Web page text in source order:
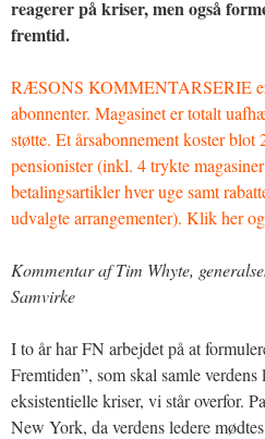
reagerer på kriser, men også
fremtid.
RÆSONS KOMMENTARSERIE
abonnenter. Magasinet er totalt
støtte. Et årsabonnement koster
pensionister (inkl. 4 trykte
betalingsartikler hver uge samt
udvalgte arrangementer). Klik her
Kommentar af Tim Whyte,
Samvirke
I to år har FN arbejdet på at
Fremtiden”, som skal samle verdens
eksistentielle kriser, vi står overfor.
New York, da verdens ledere